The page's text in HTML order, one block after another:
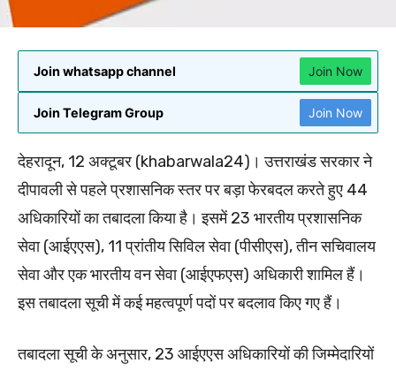
Join whatsapp channel Join Now
Join Telegram Group Join Now
देहरादून, 12 अक्टूबर (khabarwala24)। उत्तराखंड सरकार ने
दीपावली से पहले प्रशासनिक स्तर पर बड़ा फेरबदल करते हुए 44
अधिकारियों का तबादला किया है। इसमें 23 भारतीय प्रशासनिक
सेवा (आईएएस), 11 प्रांतीय सिविल सेवा (पीसीएस), तीन सचिवालय
सेवा और एक भारतीय वन सेवा (आईएफएस) अधिकारी शामिल हैं।
इस तबादला सूची में कई महत्वपूर्ण पदों पर बदलाव किए गए हैं।
तबादला सूची के अनुसार, 23 आईएएस अधिकारियों की जिम्मेदारियों